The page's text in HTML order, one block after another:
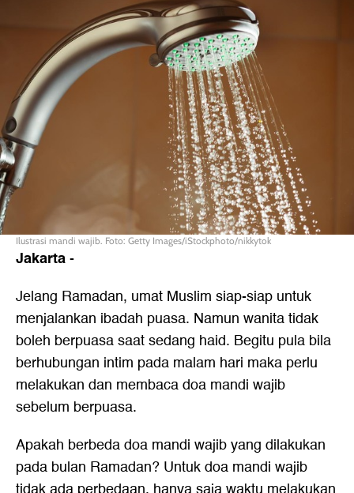
Ilustrasi mandi wajib. Foto: Getty Images/iStockphoto/nikkytok
Jakarta-
Jelang Ramadan, umat Muslim siap-siap untuk
menjalankan ibadah puasa. Namun wanita tidak
boleh berpuasa saat sedang haid. Begitu pula bila
berhubungan intim pada malam hari maka perlu
melakukan dan membacadoa mandi wajib
sebelum berpuasa.
Apakah berbeda doa mandi wajib yang dilakukan
pada bulan Ramadan? Untuk doa mandi wajib